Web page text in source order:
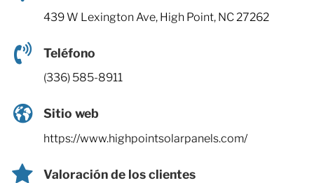
439 W Lexington Ave, High Point, NC 27262
Teléfono
(336) 585-8911
Sitio web
https://www.highpointsolarpanels.com/
Valoración de los clientes